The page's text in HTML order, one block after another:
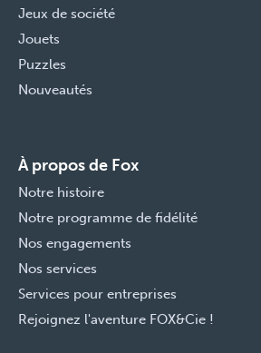
Jeux de société
Jouets
Puzzles
Nouveautés
À propos de Fox
Notre histoire
Notre programme de fidélité
Nos engagements
Nos services
Services pour entreprises
Rejoignez l'aventure FOX&Cie !